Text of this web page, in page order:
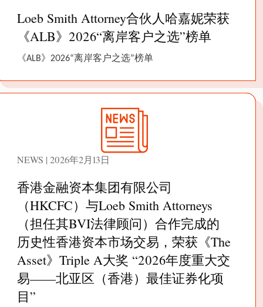
Loeb Smith Attorney合伙人哈嘉妮荣获
《ALB》2026“离岸客户之选”榜单
《ALB》2026“离岸客户之选”榜单
NEWS | 2026年2月13日
香港金融资本集团有限公司
（HKCFC）与Loeb Smith Attorneys
（担任其BVI法律顾问）合作完成的
历史性香港资本市场交易，荣获《The
Asset》Triple A大奖 “2026年度重大交
易——北亚区（香港）最佳证券化项
目”